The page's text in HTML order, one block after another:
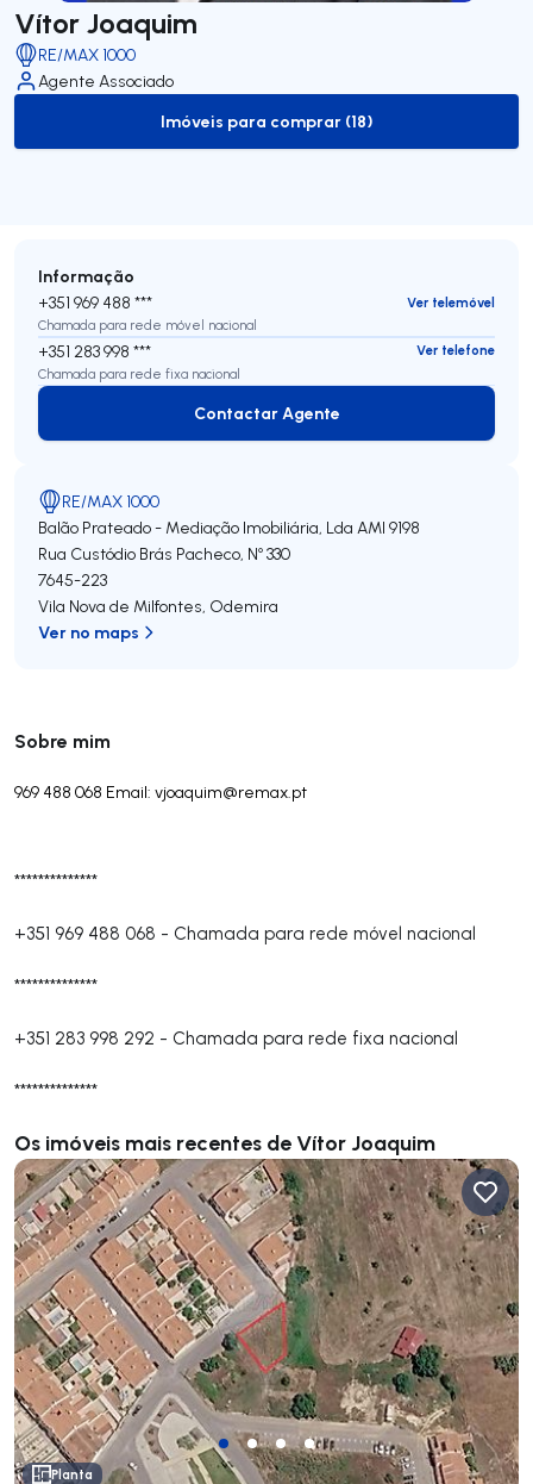
Vítor Joaquim
RE/MAX 1000
Agente Associado
to-buy-listing
Imóveis para comprar (18)
Sobre mim
969 488 068 Email: vjoaquim@remax.pt
**************
+351 969 488 068 - Chamada para rede móvel nacional
**************
+351 283 998 292 - Chamada para rede fixa nacional
**************
Os imóveis mais recentes de Vítor Joaquim
Planta
Informação
+351 969 488 ***
Ver telemóvel
Chamada para rede móvel nacional
+351 283 998 ***
Ver telefone
Chamada para rede fixa nacional
Contactar Agente
Contactar Agente
RE/MAX 1000
Balão Prateado - Mediação Imobiliária, Lda AMI 9198
Rua Custódio Brás Pacheco, Nº 330
7645-223
Vila Nova de Milfontes, Odemira
Ver no maps